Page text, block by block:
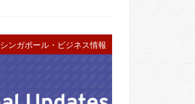
シンガポール・ビジネス情報